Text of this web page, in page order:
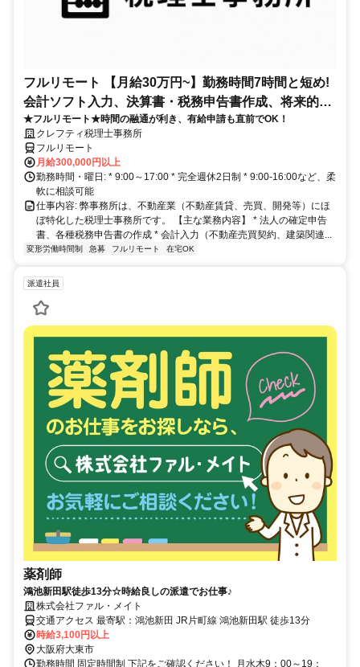
フルリモート 【月給30万円~】勤務時間7時間と短め!
会計ソフト入力、決算書・税務申告書作成、将来的に
決算説明も
★フルリモート★時間の融通が利き、有給申請も直前でOK！
クレフティ税理士事務所
フルリモート
月給300,000円以上
勤務時間・曜日: * 9:00～17:00 * 完全週休2日制 * 9:00-16:00など、柔
軟に相談可能
仕事内容: 弊事務所は、不動産業（不動産賃貸、売買、開発等）にほ
ぼ特化した税理士事務所です。 【主な業務内容】 * 法人の確定申告
書、各種税務申告書の作成 * 会計入力（不動産売買契約、建築関連...
変形労働時間制 急募 フルリモート 在宅OK
派遣社員
薬剤師
鴻池新田駅徒歩13分☆時給良しの派遣でお仕事♪
株式会社ファル・メイト
交通アクセス 最寄駅：鴻池新田 JR片町線 鴻池新田駅 徒歩13分
時給3,100円以上
大阪府大東市
勤務時間 固定時間制 下記をご確認ください！ 月水木9：00～19：